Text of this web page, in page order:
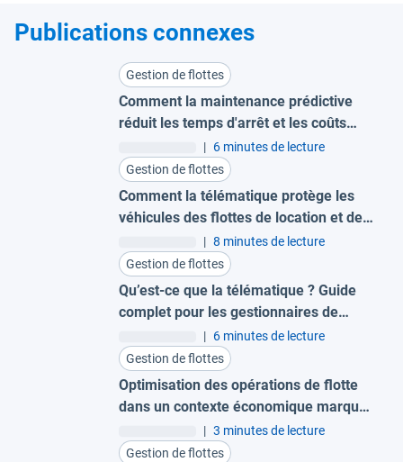
Publications connexes
Gestion de flottes
Comment la maintenance prédictive
réduit les temps d'arrêt et les coûts
pour les grandes flottes
| 6 minutes de lecture
Gestion de flottes
Comment la télématique protège les
véhicules des flottes de location et de
| 8 minutes de lecture
Gestion de flottes
Qu’est-ce que la télématique ? Guide
complet pour les gestionnaires de
| 6 minutes de lecture
Gestion de flottes
Optimisation des opérations de flotte
dans un contexte économique marqué
par des coûts élevés
| 3 minutes de lecture
Gestion de flottes